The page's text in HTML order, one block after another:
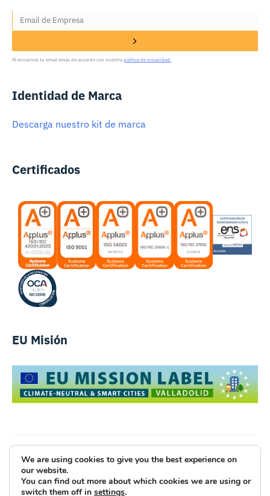
Al enviarnos tu email estás de acuerdo con nuestra política de privacidad.
Identidad de Marca
Descarga nuestro kit de marca
Certificados
EU Misión
Luce Innovative Technologies
Aviso Legal
Política de Privacidad Cookies
We are using cookies to give you the best experience on
our website.
You can find out more about which cookies we are using or
switch them off in settings.